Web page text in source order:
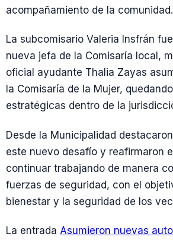
acompañamiento de la comunidad.
La subcomisario Valeria Insfrán
nueva jefa de la Comisaría local,
oficial ayudante Thalia Zayas
la Comisaría de la Mujer,
estratégicas dentro de la
Desde la Municipalidad
este nuevo desafío y reafirmaron
continuar trabajando de manera
fuerzas de seguridad, con el
bienestar y la seguridad de los
La entrada Asumieron nuevas